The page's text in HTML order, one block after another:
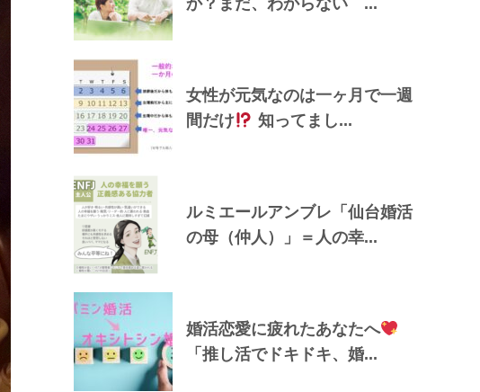
か？まだ、わからない ...
女性が元気なのは一ヶ月で一週
間だけ
知ってまし...
ルミエールアンブレ「仙台婚活
の母（仲人）」＝人の幸...
婚活恋愛に疲れたあなたへ
「推し活でドキドキ、婚...